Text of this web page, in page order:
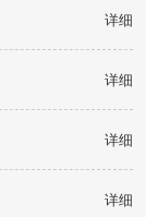
详细
详细
详细
详细